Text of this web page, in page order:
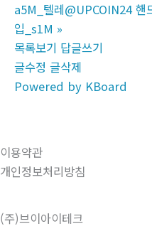
a5M_텔레@UPCOIN24 핸
입_s1M »
목록보기 답글쓰기
글수정 글삭제
Powered by KBoard
이용약관
개인정보처리방침
(주)브이아이테크